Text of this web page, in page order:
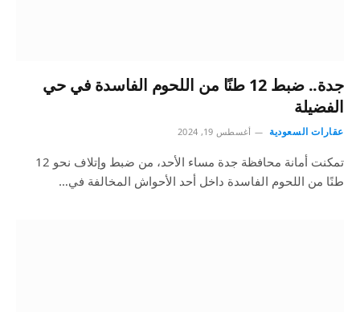
جدة.. ضبط 12 طنًا من اللحوم الفاسدة في حي
الفضيلة
عقارات السعودية أغسطس 19, 2024
تمكنت أمانة محافظة جدة مساء الأحد، من ضبط وإتلاف نحو 12
طنًا من اللحوم الفاسدة داخل أحد الأحواش المخالفة في…